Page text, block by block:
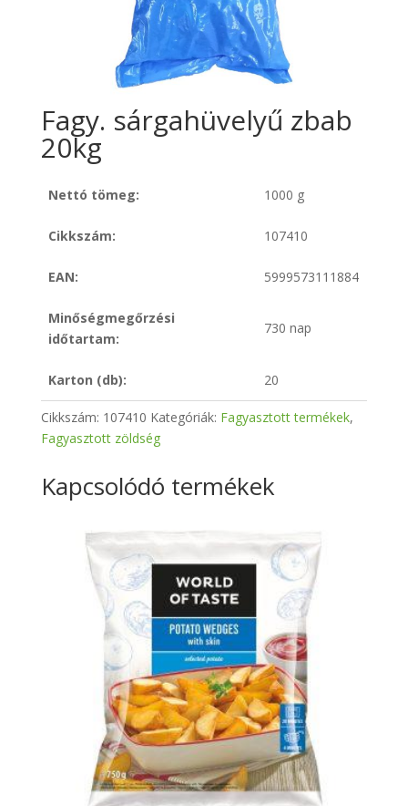
Fagy. sárgahüvelyű zbab
20kg
Nettó tömeg: 1000 g
Cikkszám: 107410
EAN: 5999573111884
Minőségmegőrzési
időtartam:
730 nap
Karton (db): 20
Cikkszám: 107410 Kategóriák: Fagyasztott termékek,
Fagyasztott zöldség
Kapcsolódó termékek